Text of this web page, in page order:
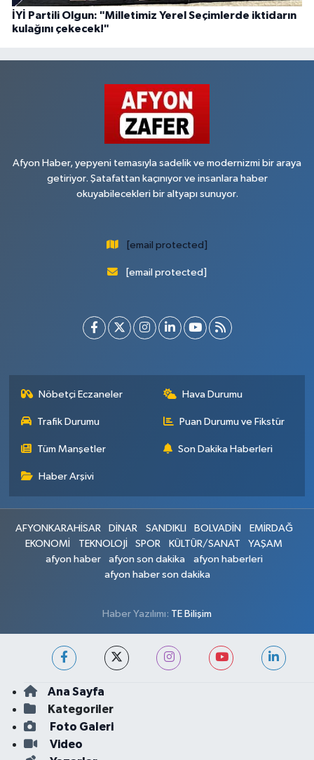
İYİ Partili Olgun: "Milletimiz Yerel Seçimlerde iktidarın
kulağını çekecek!"
Afyon Haber, yepyeni temasıyla sadelik ve modernizmi bir araya
getiriyor. Şatafattan kaçınıyor ve insanlara haber
okuyabilecekleri bir altyapı sunuyor.
[email protected]
[email protected]
Nöbetçi Eczaneler Hava Durumu
Trafik Durumu Puan Durumu ve Fikstür
Tüm Manşetler Son Dakika Haberleri
Haber Arşivi
AFYONKARAHİSAR DİNAR SANDIKLI BOLVADİN
EMİRDAĞ
EKONOMİ
TEKNOLOJİ SPOR KÜLTÜR/SANAT
YAŞAM
afyon haber
afyon son dakika
afyon haberleri
afyon haber son dakika
Haber Yazılımı: TE Bilişim
Ana Sayfa
Kategoriler
Foto Galeri
Video